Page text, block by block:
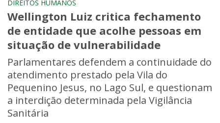
DIREITOS HUMANOS
Wellington Luiz critica fechamento
de entidade que acolhe pessoas em
situação de vulnerabilidade
Parlamentares defendem a continuidade do
atendimento prestado pela Vila do
Pequenino Jesus, no Lago Sul, e questionam
a interdição determinada pela Vigilância
Sanitária